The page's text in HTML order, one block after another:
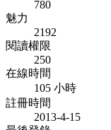
780
魅力
2192
閱讀權限
250
在線時間
105 小時
註冊時間
2013-4-15